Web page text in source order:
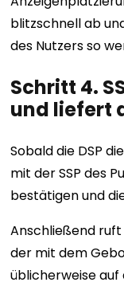
blitzschnell ab
des Nutzers so
Schritt 4.
und liefert
Sobald die DSP
mit der SSP des
bestätigen und
Anschließend
der mit dem
üblicherweise